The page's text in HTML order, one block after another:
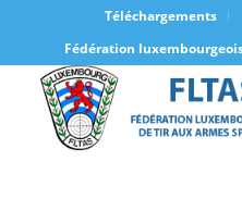
Téléchargements
Fédération